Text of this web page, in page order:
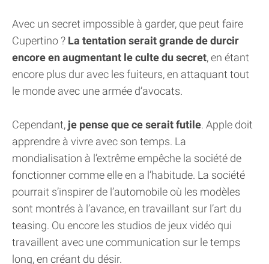
Avec un secret impossible à garder, que peut faire
Cupertino ? La tentation serait grande de durcir
encore en augmentant le culte du secret, en étant
encore plus dur avec les fuiteurs, en attaquant tout
le monde avec une armée d’avocats.
Cependant, je pense que ce serait futile. Apple doit
apprendre à vivre avec son temps. La
mondialisation à l’extrême empêche la société de
fonctionner comme elle en a l’habitude. La société
pourrait s’inspirer de l’automobile où les modèles
sont montrés à l’avance, en travaillant sur l’art du
teasing. Ou encore les studios de jeux vidéo qui
travaillent avec une communication sur le temps
long, en créant du désir.